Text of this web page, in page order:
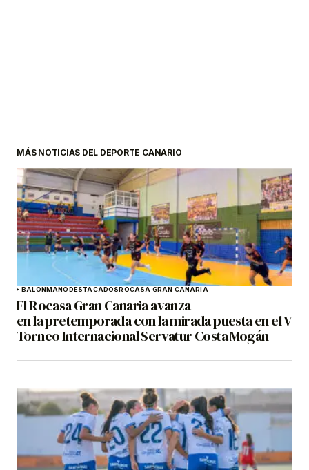
MÁS NOTICIAS DEL DEPORTE CANARIO
BALONMANODESTACADOSROCASA GRAN CANARIA
El Rocasa Gran Canaria avanza
en la pretemporada con la mirada puesta en el V
Torneo Internacional Servatur Costa Mogán